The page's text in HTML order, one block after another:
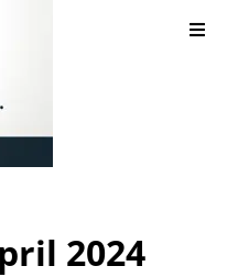
2024